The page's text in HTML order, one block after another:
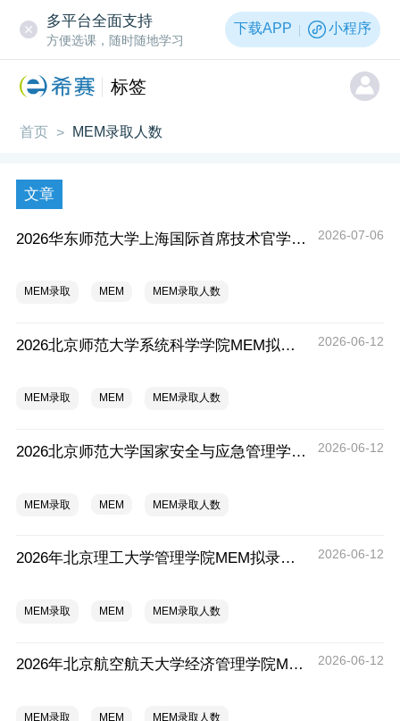
多平台全面支持
方便选课，随时随地学习
下载APP 小程序
标签
首页 > MEM录取人数
文章
2026华东师范大学上海国际首席技术官学院（亚欧商学院）MEM一志愿拟录取分析解读 2026-07-06
MEM录取 MEM MEM录取人数
2026北京师范大学系统科学学院MEM拟录取分析解读 2026-06-12
MEM录取 MEM MEM录取人数
2026北京师范大学国家安全与应急管理学院MEM拟录取分析解读 2026-06-12
MEM录取 MEM MEM录取人数
2026年北京理工大学管理学院MEM拟录取分析解读 2026-06-12
MEM录取 MEM MEM录取人数
2026年北京航空航天大学经济管理学院MEM拟录取分析解读 2026-06-12
MEM录取 MEM MEM录取人数